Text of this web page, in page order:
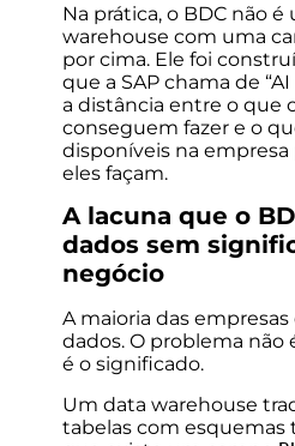
Na prática, o BDC não é
warehouse com uma
por cima. Ele foi
que a SAP chama de
a distância entre o que
conseguem fazer e o
disponíveis na
eles façam.
A lacuna que o
dados sem
negócio
A maioria das
dados. O problema
é o significado.
Um data warehouse
tabelas com esquemas